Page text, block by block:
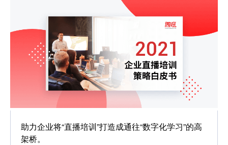
助力企业将“直播培训”打造成通往“数字化学习”的高
架桥。